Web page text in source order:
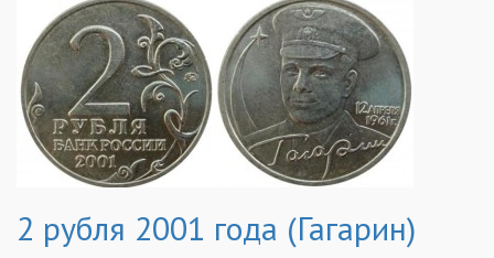
2 рубля 2001 года (Гагарин)